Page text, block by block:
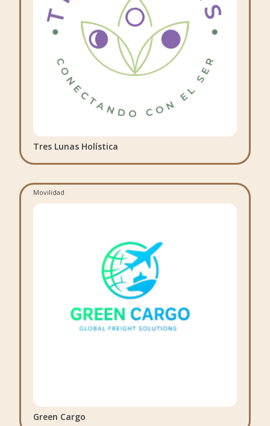
Tres Lunas Holística
Movilidad
Green Cargo